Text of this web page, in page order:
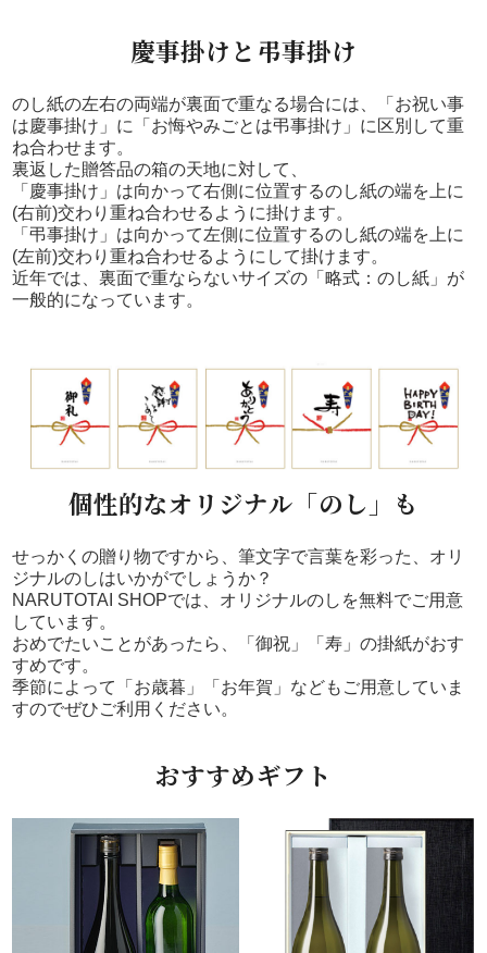
慶事掛けと弔事掛け
のし紙の左右の両端が裏面で重なる場合には、「お祝い事
は慶事掛け」に「お悔やみごとは弔事掛け」に区別して重
ね合わせます。
裏返した贈答品の箱の天地に対して、
「慶事掛け」は向かって右側に位置するのし紙の端を上に
(右前)交わり重ね合わせるように掛けます。
「弔事掛け」は向かって左側に位置するのし紙の端を上に
(左前)交わり重ね合わせるようにして掛けます。
近年では、裏面で重ならないサイズの「略式：のし紙」が
一般的になっています。
個性的なオリジナル「のし」も
せっかくの贈り物ですから、筆文字で言葉を彩った、オリ
ジナルのしはいかがでしょうか？
NARUTOTAI SHOPでは、オリジナルのしを無料でご用意
しています。
おめでたいことがあったら、「御祝」「寿」の掛紙がおす
すめです。
季節によって「お歳暮」「お年賀」などもご用意していま
すのでぜひご利用ください。
おすすめギフト